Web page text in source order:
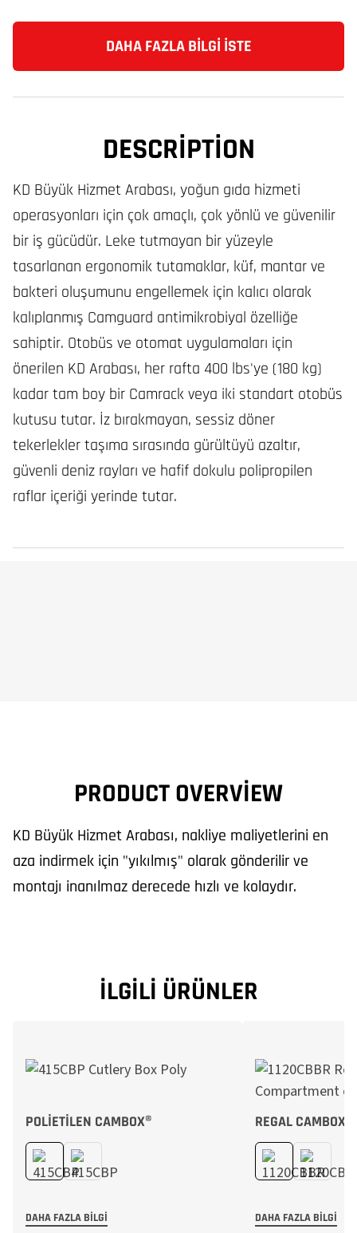
DAHA FAZLA BILGI İSTE
DESCRIPTION
KD Büyük Hizmet Arabası, yoğun gıda hizmeti
operasyonları için çok amaçlı, çok yönlü ve güvenilir
bir iş gücüdür. Leke tutmayan bir yüzeyle
tasarlanan ergonomik tutamaklar, küf, mantar ve
bakteri oluşumunu engellemek için kalıcı olarak
kalıplanmış Camguard antimikrobiyal özelliğe
sahiptir. Otobüs ve otomat uygulamaları için
önerilen KD Arabası, her rafta 400 lbs'ye (180 kg)
kadar tam boy bir Camrack veya iki standart otobüs
kutusu tutar. İz bırakmayan, sessiz döner
tekerlekler taşıma sırasında gürültüyü azaltır,
güvenli deniz rayları ve hafif dokulu polipropilen
raflar içeriği yerinde tutar.
PRODUCT OVERVIEW
KD Büyük Hizmet Arabası, nakliye maliyetlerini en
aza indirmek için "yıkılmış" olarak gönderilir ve
montajı inanılmaz derecede hızlı ve kolaydır.
İLGILI ÜRÜNLER
POLIETILEN CAMBOX®
DAHA FAZLA BILGI
REGAL CAMBOX®
DAHA FAZLA BILGI